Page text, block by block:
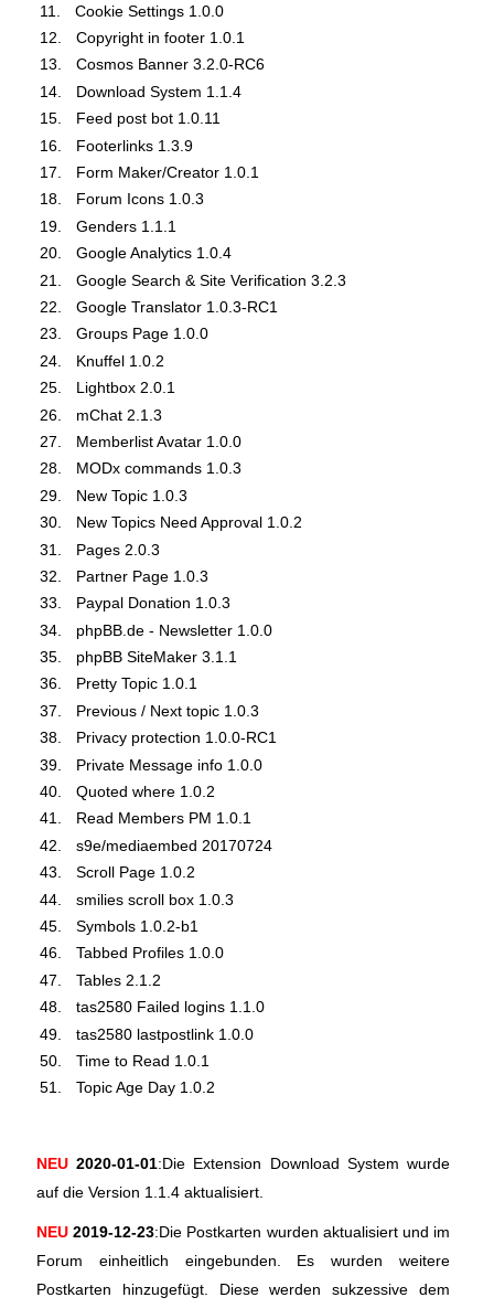
Cookie Settings 1.0.0
Copyright in footer 1.0.1
Cosmos Banner 3.2.0-RC6
Download System 1.1.4
Feed post bot 1.0.11
Footerlinks 1.3.9
Form Maker/Creator 1.0.1
Forum Icons 1.0.3
Genders 1.1.1
Google Analytics 1.0.4
Google Search & Site Verification 3.2.3
Google Translator 1.0.3-RC1
Groups Page 1.0.0
Knuffel 1.0.2
Lightbox 2.0.1
mChat 2.1.3
Memberlist Avatar 1.0.0
MODx commands 1.0.3
New Topic 1.0.3
New Topics Need Approval 1.0.2
Pages 2.0.3
Partner Page 1.0.3
Paypal Donation 1.0.3
phpBB.de - Newsletter 1.0.0
phpBB SiteMaker 3.1.1
Pretty Topic 1.0.1
Previous / Next topic 1.0.3
Privacy protection 1.0.0-RC1
Private Message info 1.0.0
Quoted where 1.0.2
Read Members PM 1.0.1
s9e/mediaembed 20170724
Scroll Page 1.0.2
smilies scroll box 1.0.3
Symbols 1.0.2-b1
Tabbed Profiles 1.0.0
Tables 2.1.2
tas2580 Failed logins 1.1.0
tas2580 lastpostlink 1.0.0
Time to Read 1.0.1
Topic Age Day 1.0.2
NEU 2020-01-01:Die Extension Download System wurde
auf die Version 1.1.4 aktualisiert.
NEU 2019-12-23:Die Postkarten wurden aktualisiert und im
Forum einheitlich eingebunden. Es wurden weitere
Postkarten hinzugefügt. Diese werden sukzessive dem